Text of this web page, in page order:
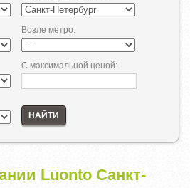
Возле метро:
С максимальной ценой:
НАЙТИ
Luonto Санкт-